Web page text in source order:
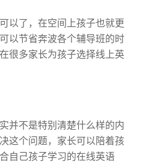
以了，在空间上孩子也就更
以节省奔波各个辅导班的时
很多家长为孩子选择线上英
并不是特别清楚什么样的内
这个问题，家长可以陪着孩
自己孩子学习的在线英语